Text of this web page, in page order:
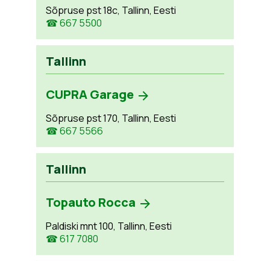
Sõpruse pst 18c, Tallinn, Eesti
☎ 667 5500
Tallinn
CUPRA Garage
Sõpruse pst 170, Tallinn, Eesti
☎ 667 5566
Tallinn
Topauto Rocca
Paldiski mnt 100, Tallinn, Eesti
☎ 617 7080